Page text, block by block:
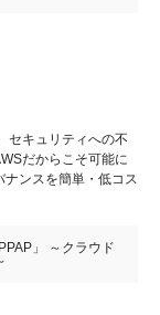
セキュリティへの不
だからこそ可能に
ンスを簡単・低コス
」 ～クラウド